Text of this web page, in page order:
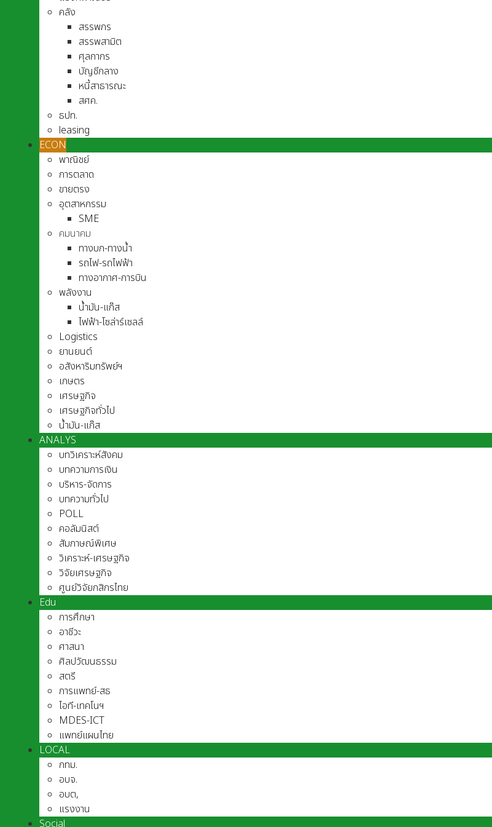
คลัง
สรรพกร
สรรพสามิต
ศุลกากร
บัญชีกลาง
หนี้สาธารณะ
สศค.
ธปท.
leasing
ECON
พาณิชย์
การตลาด
ขายตรง
อุตสาหกรรม
SME
คมนาคม
ทางบก-ทางน้ำ
รถไฟ-รถไฟฟ้า
ทางอากาศ-การบิน
พลังงาน
น้ำมัน-แก๊ส
ไฟฟ้า-โซล่าร์เซลล์
Logistics
ยานยนต์
อสังหาริมทรัพย์ฯ
เกษตร
เศรษฐกิจ
เศรษฐกิจทั่วไป
น้ำมัน-แก๊ส
ANALYS
บทวิเคราะห์สังคม
บทความการเงิน
บริหาร-จัดการ
บทความทั่วไป
POLL
คอลัมนิสต์
สัมภาษณ์พิเศษ
วิเคราะห์-เศรษฐกิจ
วิจัยเศรษฐกิจ
ศูนย์วิจัยกสิกรไทย
Edu
การศึกษา
อาชีวะ
ศาสนา
ศิลปวัฒนธรรม
สตรี
การแพทย์-สธ
ไอที-เทคโนฯ
MDES-ICT
แพทย์แผนไทย
LOCAL
กทม.
อบจ.
อบต,
แรงงาน
Social